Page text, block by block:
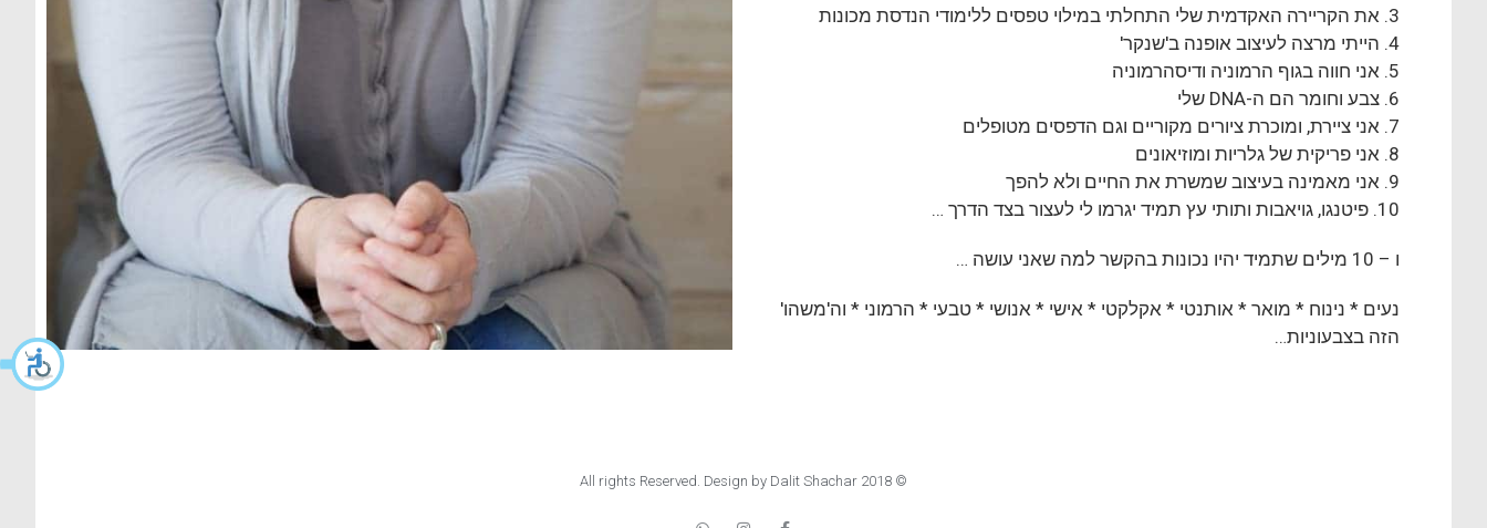
3. את הקריירה האקדמית שלי התחלתי במילוי טפסים ללימודי הנדסת מכונות
4. הייתי מרצה לעיצוב אופנה ב'שנקר'
5. אני חווה בגוף הרמוניה ודיסהרמוניה
6. צבע וחומר הם ה-DNA שלי
7. אני ציירת, ומוכרת ציורים מקוריים וגם הדפסים מטופלים
8. אני פריקית של גלריות ומוזיאונים
9. אני מאמינה בעיצוב שמשרת את החיים ולא להפך
10. פיטנגו, גויאבות ותותי עץ תמיד יגרמו לי לעצור בצד הדרך …
ו – 10 מילים שתמיד יהיו נכונות בהקשר למה שאני עושה …
נעים * נינוח * מואר * אותנטי * אקלקטי * אישי * אנושי * טבעי * הרמוני * וה'משהו'
הזה בצבעוניות…
© 2018 All rights Reserved. Design by Dalit Shachar